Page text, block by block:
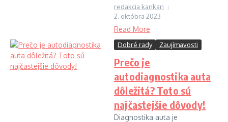
redakcia kankan
2. októbra 2023
Read More
Dobré rady Zaujímavosti
Prečo je
autodiagnostika auta
dôležitá? Toto sú
najčastejšie dôvody!
Diagnostika auta je